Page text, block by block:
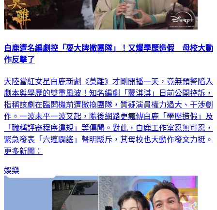
白鹿遭名編劇控「耍大牌撤團隊」！又爆學歷造假 母校大動
作反擊了
大陸當紅女星白鹿新劇《莫離》才剛開播一天，竟無預警陷入
劇本與學歷的雙重風波！知名編劇「蒙淇淇」日前公開控訴，
指稱該劇在臨開機前遭撤換團隊，質疑演員權力過大、干涉創
作。一波未平一波又起，隨後網路更瘋傳白鹿「學歷造假」及
「職稱評審程序違規」等傳聞。對此，白鹿工作室忍無可忍，
緊急發表「六連闢謠」聲明駁斥，其母校也大動作發文力挺。
更多新聞：
娛樂